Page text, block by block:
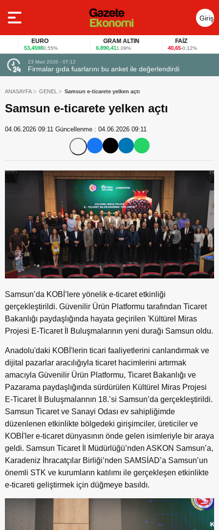
Giriş
Yap
EURO
53,45980,55%
GRAM ALTIN
6.890,411,09% -0,12%
23 Mart 2026 - 07:12
Firmalar gıda fuarlarını bu anket ile değerlendirdi
ANASAYFA GENEL Samsun e-ticarete yelken açtı
Samsun e-ticarete yelken açtı
04.06.2026 09:11 Güncellenme : 04.06.2026 09:11
Samsun’da KOBİ’lere yönelik e-ticaret etkinliği
gerçekleştirildi. Güvenilir Ürün Platformu tarafından Ticaret
Bakanlığı paydaşlığında hayata geçirilen 'Kültürel Miras
Projesi E-Ticaret İl Buluşmalarının yeni durağı Samsun oldu.
Anadolu'daki KOBİ'lerin ticari faaliyetlerini canlandırmak ve
dijital pazarlar aracılığıyla ticaret hacimlerini artırmak
amacıyla Güvenilir Ürün Platformu, Ticaret Bakanlığı ve
Pazarama paydaşlığında sürdürülen Kültürel Miras Projesi
E-Ticaret İl Buluşmalarının 18.’si Samsun’da gerçekleştirildi.
Samsun Ticaret ve Sanayi Odası ev sahipliğimde
düzenlenen etkinlikte bölgedeki girişimciler, üreticiler ve
KOBİ'ler e-ticaret dünyasının önde gelen isimleriyle bir araya
geldi. Samsun Ticaret İl Müdürlüğü’nden ASKON Samsun’a,
Karadeniz İhracatçılar Birliği’nden SAMSİAD’a Samsun’un
önemli STK ve kurumların katılımı ile gerçekleşen etkinlikte
e-ticareti geliştirmek için düğmeye basıldı.